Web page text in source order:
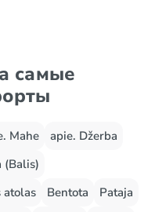
самые
Mahe
apie. Džerba
(Balis)
atolas Bentota
Pataja